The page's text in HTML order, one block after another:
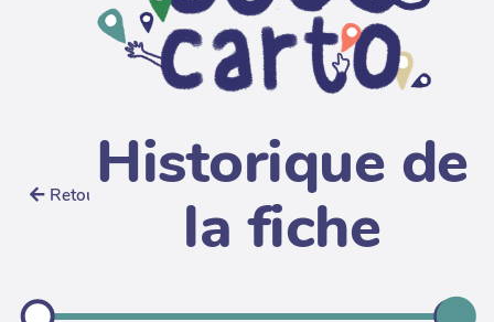
Retour Historique de
la fiche